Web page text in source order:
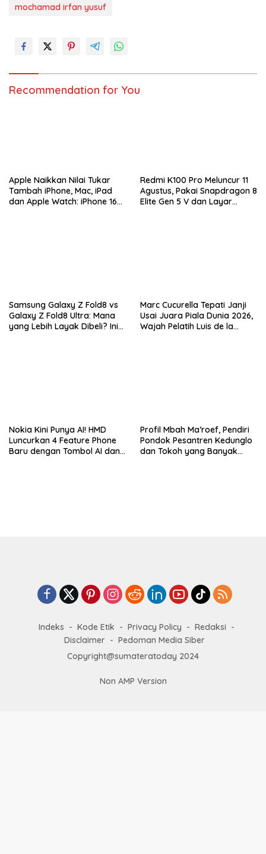
mochamad irfan yusuf
Recommendation for You
Apple Naikkan Nilai Tukar
Tambah iPhone, Mac, iPad
dan Apple Watch: iPhone 16
Redmi K100 Pro Meluncur 11
Agustus, Pakai Snapdragon 8
Elite Gen 5 V dan Layar
Samsung Galaxy Z Fold8 vs
Galaxy Z Fold8 Ultra: Mana
yang Lebih Layak Dibeli? Ini
Marc Cucurella Tepati Janji
Usai Juara Piala Dunia 2026,
Wajah Pelatih Luis de la
Nokia Kini Punya AI! HMD
Luncurkan 4 Feature Phone
Baru dengan Tombol AI dan
Profil Mbah Ma’roef, Pendiri
Pondok Pesantren Kedunglo
dan Tokoh yang Banyak
Indeks Kode Etik Privacy Policy
Redaksi
Disclaimer
Pedoman Media Siber
Copyright@sumateratoday 2024
Non AMP Version